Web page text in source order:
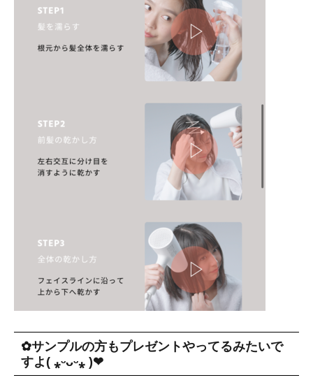
✿サンプルの方もプレゼントやってるみたいで
すよ( ⁎ᵕᴗᵕ⁎ )❤︎